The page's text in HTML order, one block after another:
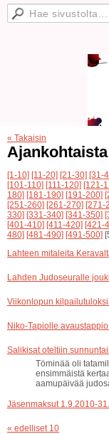
« Takaisin
Ajankohtaista
[1-10] [11-20] [21-30] [31-
[101-110] [111-120] [121-
180] [181-190] [191-200]
[251-260] [261-270] [271-
330] [331-340] [341-350]
[401-410] [411-420] [421-
480] [481-490] [491-500]
Lahteen mitaleita
Lahden Judoseuralle
Viikonlopun
Niko-Tapiolle
Salikisat oteltiin
Töminää oli
ensimmäistä
aamupäivää
Jäsenmaksut 1.9.2010-
« edelliset 10